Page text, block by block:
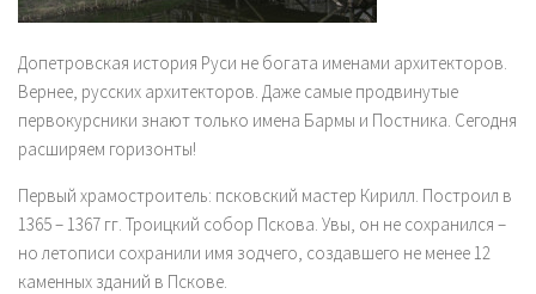
Допетровская история Руси не богата именами архитекторов.
Вернее, русских архитекторов. Даже самые продвинутые
первокурсники знают только имена Бармы и Постника. Сегодня
расширяем горизонты!
Первый храмостроитель: псковский мастер Кирилл. Построил в
1365 – 1367 гг. Троицкий собор Пскова. Увы, он не сохранился –
но летописи сохранили имя зодчего, создавшего не менее 12
каменных зданий в Пскове.